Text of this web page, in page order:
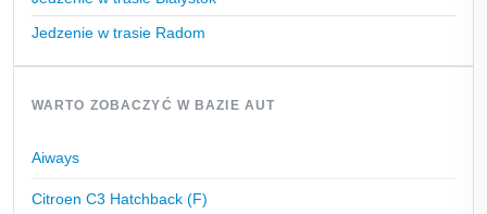
Jedzenie w trasie Radom
WARTO ZOBACZYĆ W BAZIE AUT
Aiways
Citroen C3 Hatchback (F)